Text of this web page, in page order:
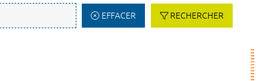
EFFACER RECHERCHER